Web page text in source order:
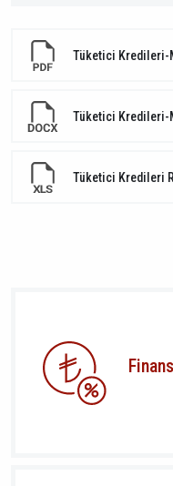
Tüketici Kredileri-
Tüketici Kredileri-
Tüketici Kredileri